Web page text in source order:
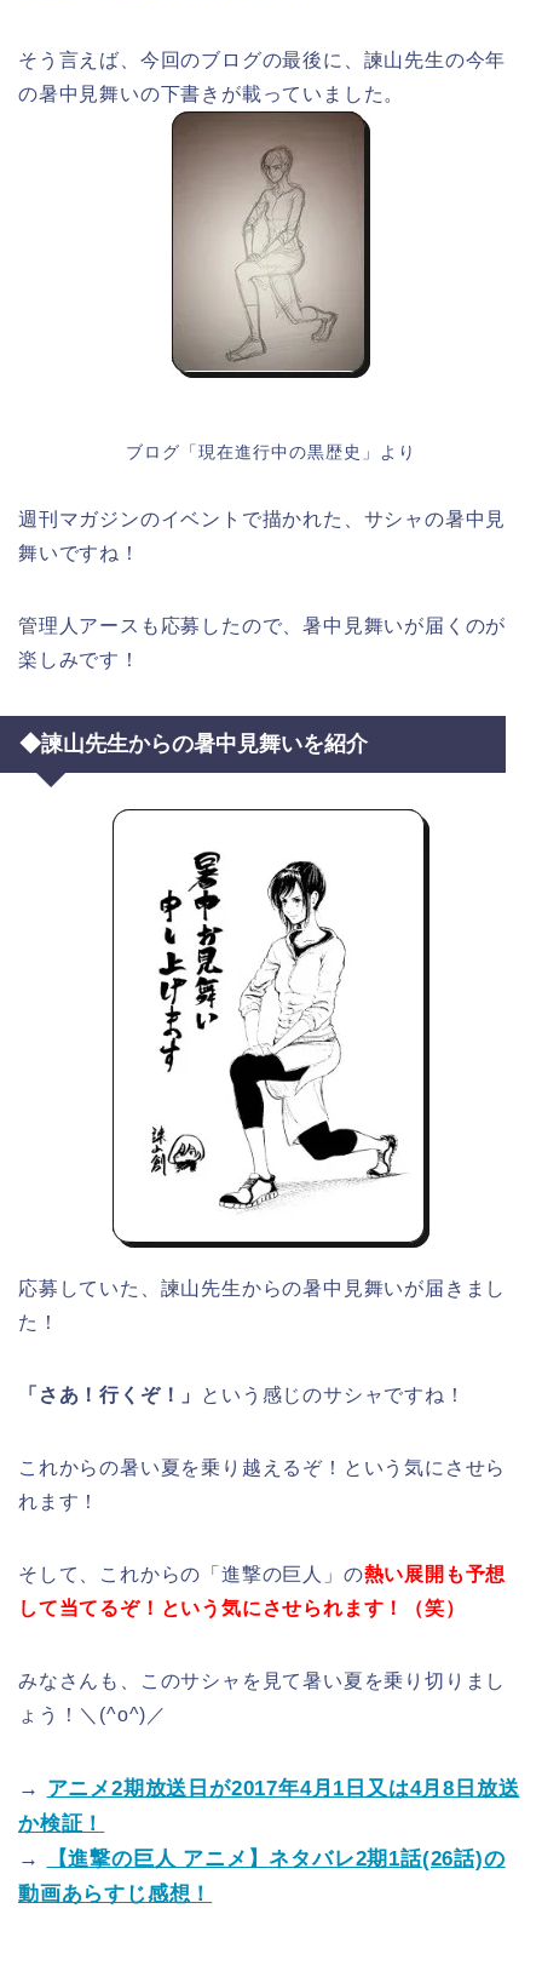
そう言えば、今回のブログの最後に、諫山先生の今年
の暑中見舞いの下書きが載っていました。
ブログ「現在進行中の黒歴史」より
週刊マガジンのイベントで描かれた、サシャの暑中見
舞いですね！
管理人アースも応募したので、暑中見舞いが届くのが
楽しみです！
◆諫山先生からの暑中見舞いを紹介
応募していた、諫山先生からの暑中見舞いが届きまし
た！
「さあ！行くぞ！」 という感じのサシャですね！
これからの暑い夏を乗り越えるぞ！という気にさせら
れます！
そして、これからの「進撃の巨人」の熱い展開も予想
して当てるぞ！という気にさせられます！（笑）
みなさんも、このサシャを見て暑い夏を乗り切りまし
ょう！＼(^o^)／
→ アニメ2期放送日が2017年4月1日又は4月8日放送
か検証！
→
【進撃の巨人 アニメ】ネタバレ2期1話(26話)の
動画あらすじ感想！